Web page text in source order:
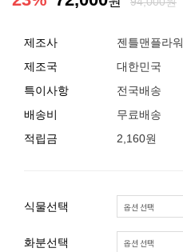
제조사
젠틀맨플라워
제조국
대한민국
특이사항
전국배송
배송비
무료배송
적립금
2,160원
식물선택
화분선택